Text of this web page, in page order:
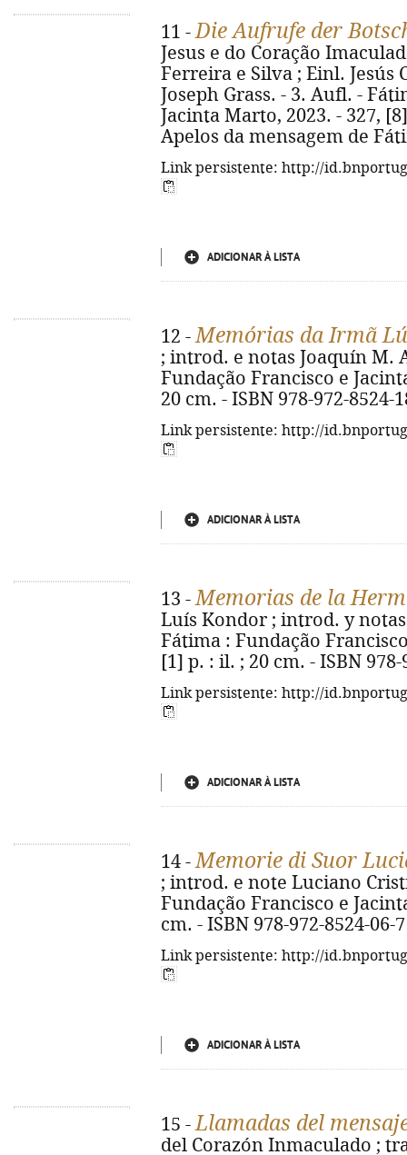
11 -Die Aufrufe der
Jesus e do Coração
Ferreira e Silva ; Einl. Jesús
Joseph Grass. - 3. Aufl. -
Jacinta Marto, 2023. - 327,
Apelos da mensagem de
Link persistente: http://
ADICIONAR À LISTA
12 -Memórias da Irmã
; introd. e notas Joaquín M.
Fundação Francisco e
20 cm. - ISBN 978-972-8524-
Link persistente: http://
ADICIONAR À LISTA
13 -Memorias de la
Luís Kondor ; introd. y
Fátima : Fundação
[1] p. : il. ; 20 cm. - ISBN 978-
Link persistente: http://
ADICIONAR À LISTA
14 -Memorie di Suor
; introd. e note Luciano
Fundação Francisco e
cm. - ISBN 978-972-8524-06-7
Link persistente: http://
ADICIONAR À LISTA
15 -Llamadas del
del Corazón Inmaculado ;